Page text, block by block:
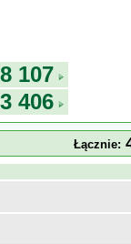
107
3 406
Łącznie: